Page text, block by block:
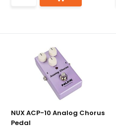
NUX ACP-10 Analog Chorus
Pedal